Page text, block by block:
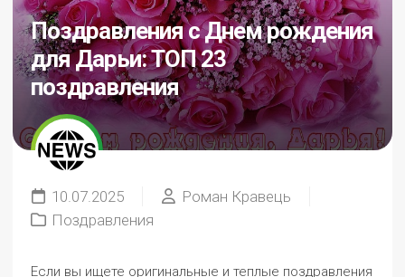
Поздравления с Днем рождения
для Дарьи: ТОП 23
поздравления
10.07.2025
Роман Кравець
Поздравления
Если вы ищете оригинальные и теплые поздравления